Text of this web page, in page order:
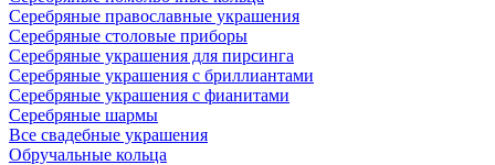
Серебряные православные украшения
Серебряные столовые приборы
Серебряные украшения для пирсинга
Серебряные украшения с бриллиантами
Серебряные украшения с фианитами
Серебряные шармы
Все свадебные украшения
Обручальные кольца